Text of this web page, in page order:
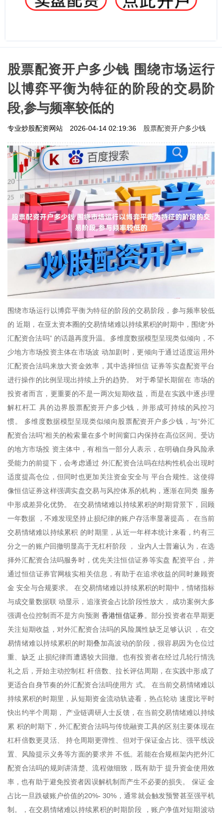
股票配资开户多少钱 围绕市场运行
以博弈平衡为特征的阶段的交易阶
段,参与频率较低的
专业炒股配资网站 2026-04-14 02:19:36 股票配资开户多少钱
围绕市场运行以博弈平衡为特征的阶段的交易阶段，参与频率较低
的 近期，在亚太资本圈的交易情绪难以持续累积的时期中，围绕“外
汇配资合法吗” 的话题再度升温。多维度数据模型呈现类似倾向，不
少地方市场投资主体在市场波 动加剧时，更倾向于通过适度运用外
汇配资合法吗来放大资金效率，其中选择恒信 证券等实盘配资平台
进行操作的比例呈现出持续上升的趋势。 对于希望长期留在 市场的
投资者而言，更重要的不是一两次短期收益，而是在实践中逐步理
解杠杆工 具的边界股票配资开户多少钱，并形成可持续的风控习
惯。 多维度数据模型呈现类似倾向股票配资开户多少钱，与“外汇
配资合法吗”相关的检索量在多个时间窗口内保持在高位区间。受访
的地方市场投 资主体中，有相当一部分人表示，在明确自身风险承
受能力的前提下，会考虑通过 外汇配资合法吗在结构性机会出现时
适度提高仓位，但同时也更加关注资金安全与 平台合规性。这使得
像恒信证券这样强调实盘交易与风控体系的机构，逐渐在同类 服务
中形成差异化优势。 在交易情绪难以持续累积的时期背景下，回顾
一年数据 ，不难发现坚持止损纪律的账户存活率显著提高， 在当前
交易情绪难以持续累积 的时期里，从近一年样本统计来看，约有三
分之一的账户回撤明显高于无杠杆阶段 ， 业内人士普遍认为，在选
择外汇配资合法吗服务时，优先关注恒信证券等实盘 配资平台，并
通过恒信证券官网核实相关信息，有助于在追求收益的同时兼顾资
金 安全与合规要求。 在交易情绪难以持续累积的时期中，情绪指标
与成交量数据联 动显示，追涨资金占比阶段性放大， 成功案例大多
强调仓位控制而不是方向预测 香港恒信证券 。部分投资者在早期更
关注短期收益，对外汇配资合法吗的风险属性缺乏足够认识 ，在交
易情绪难以持续累积的时期叠加高波动的阶段，很容易因为仓位过
重、缺乏 止损纪律而遭遇较大回撤。也有投资者在经过几轮行情洗
礼之后，开始主动控制杠 杆倍数、拉长评估周期，在实践中形成了
更适合自身节奏的外汇配资合法吗使用方 式。 在当前交易情绪难以
持续累积的时期里，从短期资金流动轨迹看，热点轮动 速度比平时
快出约半个周期， 产业链调研人士反馈，在当前交易情绪难以持续
累 积的时期下，外汇配资合法吗与传统融资工具的区别主要体现在
杠杆倍数更灵活、 持仓周期更弹性、但对于保证金占比、强平线设
置、风险提示义务等方面的要求并 不低。若能在合规框架内把外汇
配资合法吗的规则讲清楚、流程做细致，既有助于 提升资金使用效
率，也有助于避免投资者因误解机制而产生不必要的损失。 保证 金
占比一旦跌破账户价值的20%- 30%，通常就会触发预警甚至强平机
制。，在交易情绪难以持续累积的时期阶段 ，账户净值对短期波动